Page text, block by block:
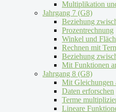
Multiplikation
Jahrgang 7 (G8)
Beziehung
Prozentrechnung
Winkel und
Rechnen mit
Beziehung
Mit Funktionen
Jahrgang 8 (G8)
Mit Gleichungen
Daten erforschen
Terme
Lineare